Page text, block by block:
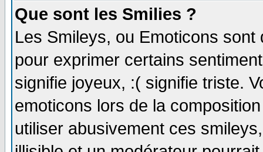
Que sont les Smilies ?
Les Smileys, ou Emoticons
pour exprimer certains
signifie joyeux, :( signifie triste.
emoticons lors de la
utiliser abusivement ces